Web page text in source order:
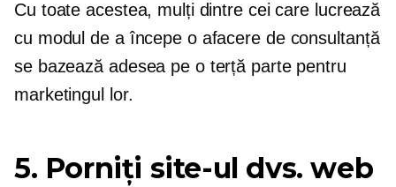
Cu toate acestea, mulți dintre cei care lucrează
cu modul de a începe o afacere de consultanță
se bazează adesea pe o terță parte pentru
marketingul lor.
5. Porniți site-ul dvs. web